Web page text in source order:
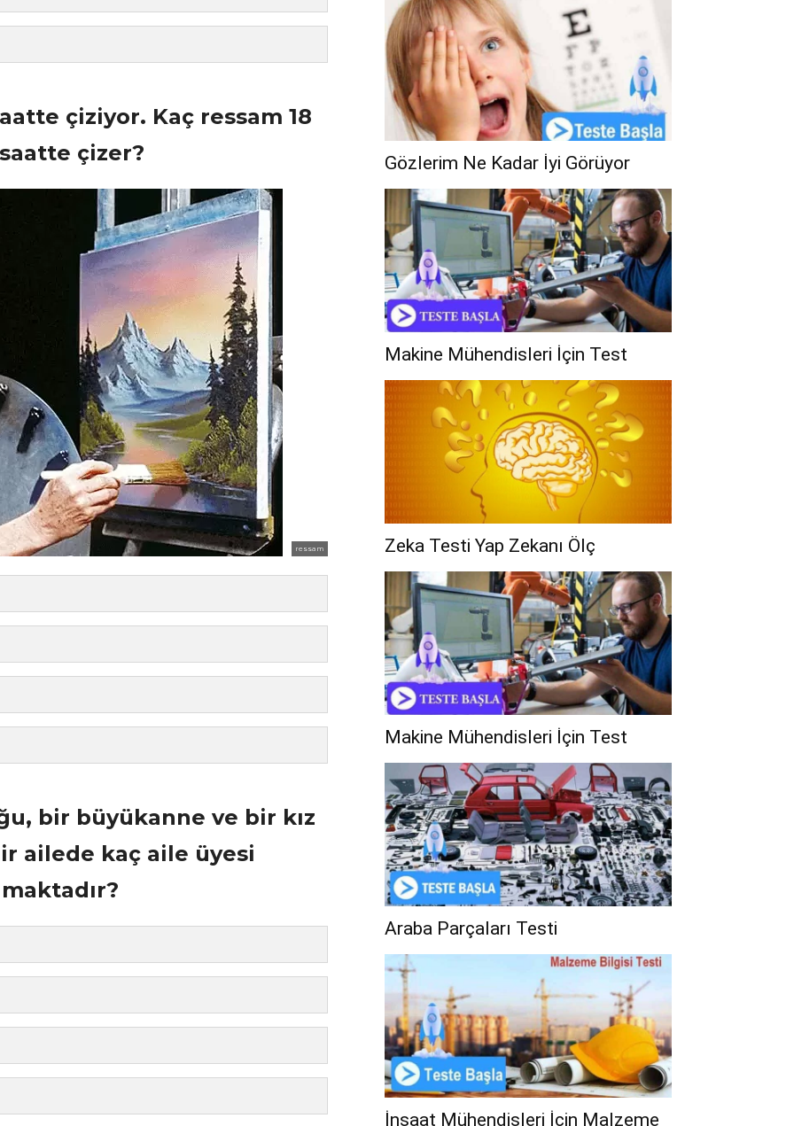
çiziyor. Kaç ressam 18
çizer?
ressam
bir büyükanne ve bir kız
ailede kaç aile üyesi
Gözlerim Ne Kadar İyi Görüyor
Makine Mühendisleri İçin Test
Zeka Testi Yap Zekanı Ölç
Makine Mühendisleri İçin Test
Araba Parçaları Testi
İnşaat Mühendisleri İçin Malzeme